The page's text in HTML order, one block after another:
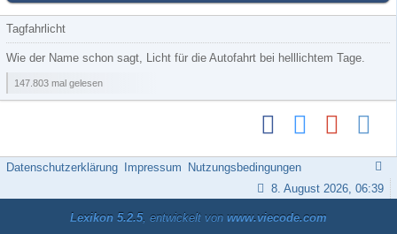
Tagfahrlicht
Wie der Name schon sagt, Licht für die Autofahrt bei helllichtem Tage.
147.803 mal gelesen
Datenschutzerklärung Impressum
Nutzungsbedingungen
8. August 2026, 06:39
Lexikon 5.2.5, entwickelt von www.viecode.com